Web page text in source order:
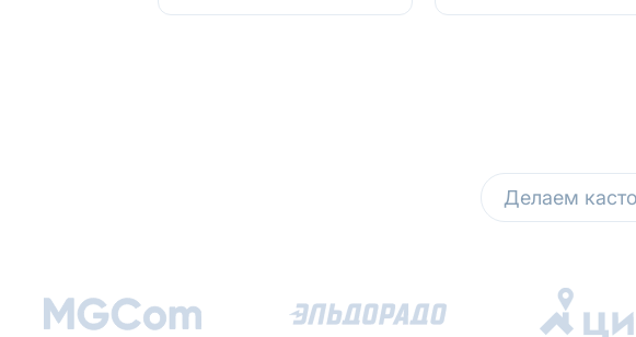
Делаем